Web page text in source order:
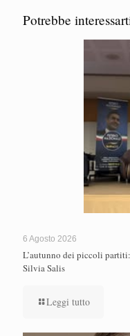
Potrebbe
6 Agosto 2026
L’autunno dei piccoli
Silvia Salis
Leggi tutto